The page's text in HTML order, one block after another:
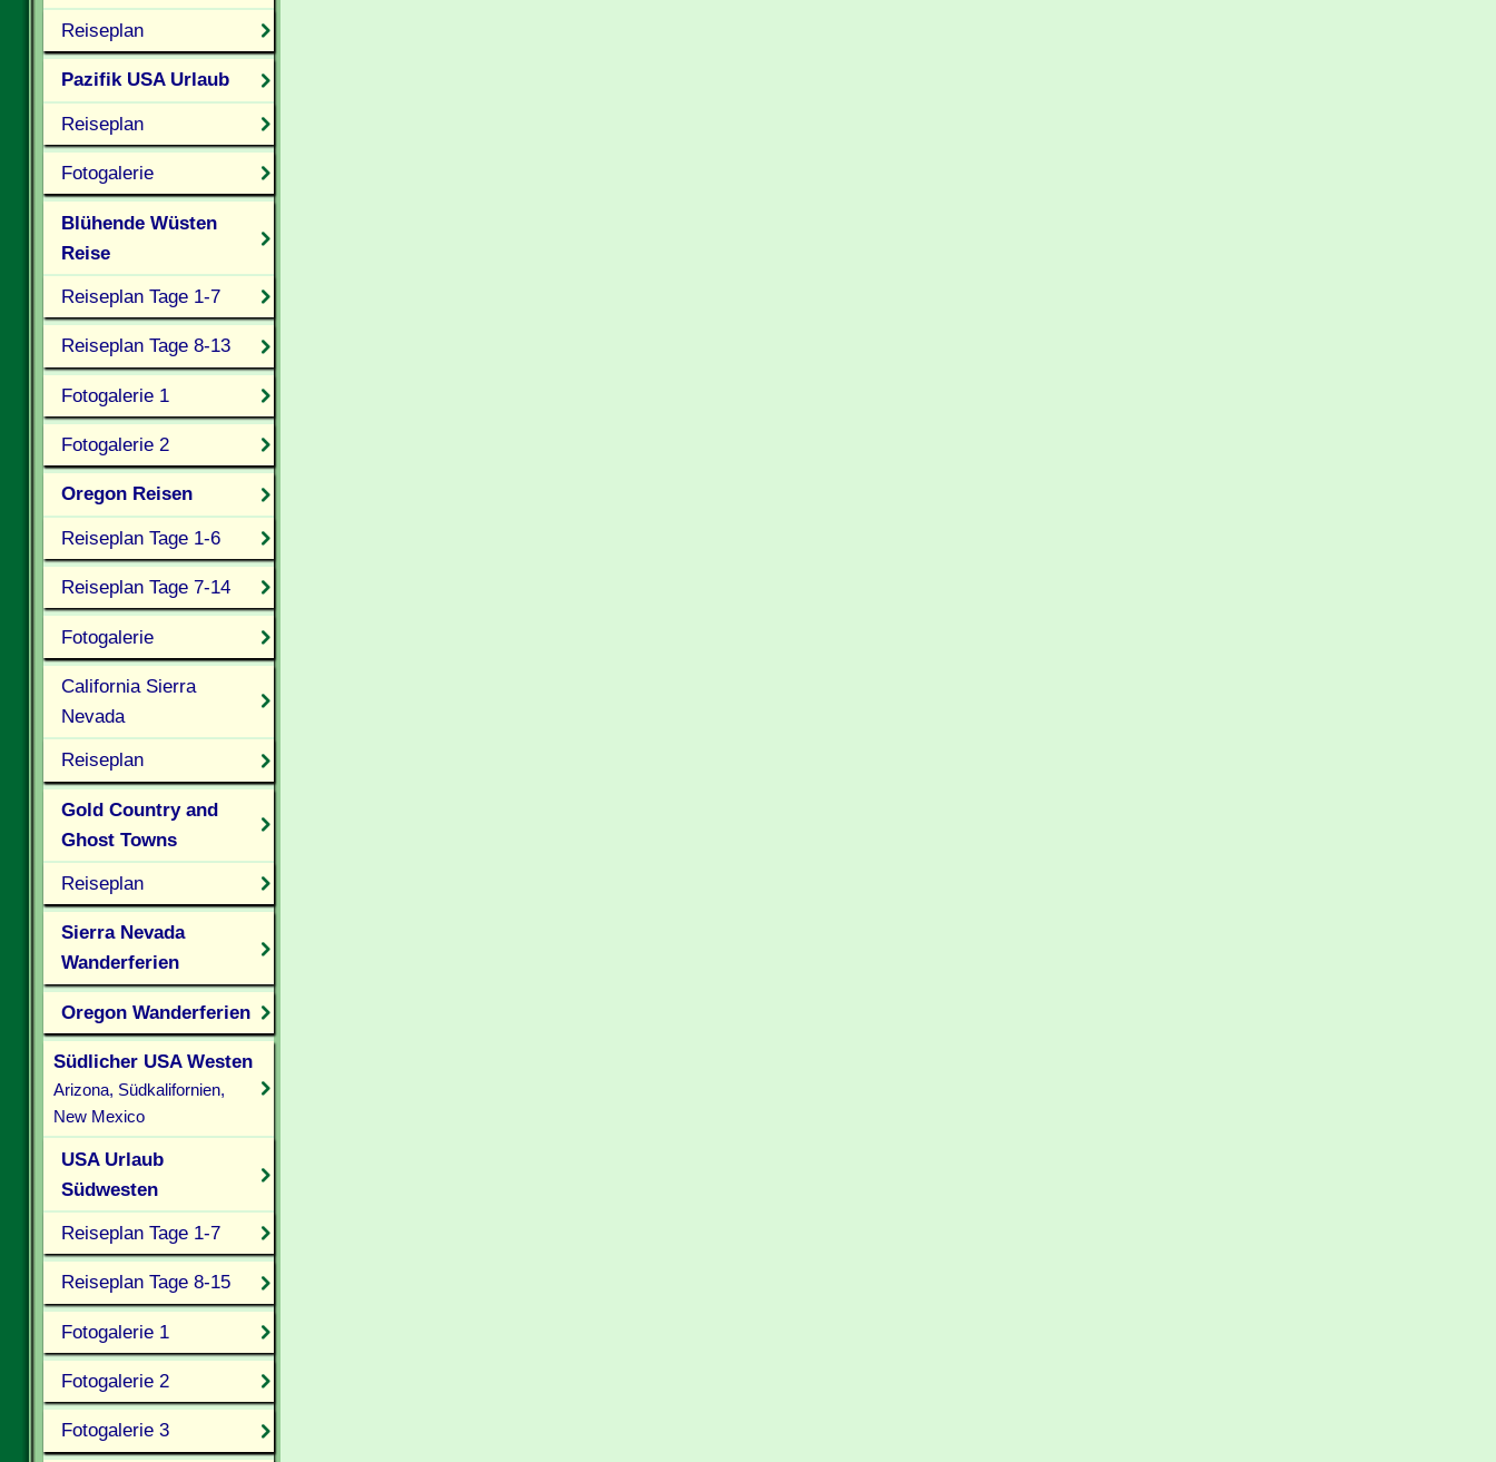
Reiseplan
Pazifik USA Urlaub
Reiseplan
Fotogalerie
Blühende Wüsten
Reise
Reiseplan Tage 1-7
Reiseplan Tage 8-13
Fotogalerie 1
Fotogalerie 2
Oregon Reisen
Reiseplan Tage 1-6
Reiseplan Tage 7-14
Fotogalerie
California Sierra
Nevada
Reiseplan
Gold Country and
Ghost Towns
Reiseplan
Sierra Nevada
Wanderferien
Oregon Wanderferien
Südlicher USA Westen
Arizona, Südkalifornien,
New Mexico
USA Urlaub
Südwesten
Reiseplan Tage 1-7
Reiseplan Tage 8-15
Fotogalerie 1
Fotogalerie 2
Fotogalerie 3